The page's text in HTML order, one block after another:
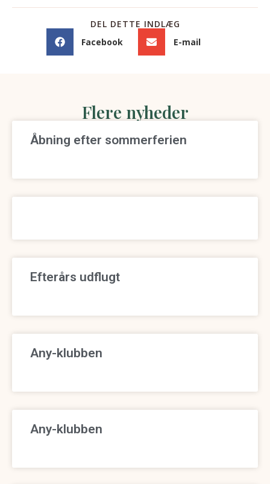
DEL DETTE INDLÆG
Facebook
E-mail
Flere nyheder
Åbning efter sommerferien
Efterårs udflugt
Any-klubben
Any-klubben